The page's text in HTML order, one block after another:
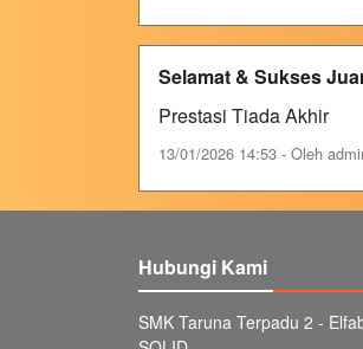
Selamat & Sukses
Prestasi Tiada Akhir
13/01/2026 14:53 - Oleh
Hubungi Kami
SMK Taruna Terpadu 2 -